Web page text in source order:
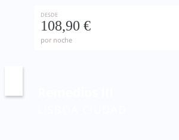
DESDE
108,90 €
por noche